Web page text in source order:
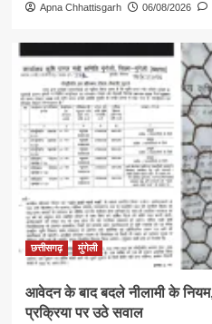
Apna Chhattisgarh 06/08/2026
छत्तीसगढ़ मुंगेली
आवेदन के बाद बदले नीलामी के
प्रक्रिया पर उठे सवाल